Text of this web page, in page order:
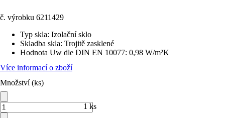
č. výrobku 6211429
Typ skla: Izolační sklo
Skladba skla: Trojitě zasklené
Hodnota Uw dle DIN EN 10077: 0,98 W/m²K
Více informací o zboží
Množství (ks)
1 ks